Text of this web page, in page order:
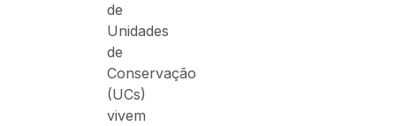
de
Unidades
de
Conservação
(UCs)
vivem